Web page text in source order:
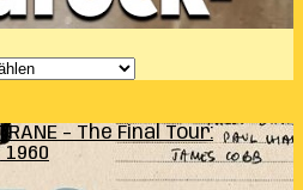
– The Final Tour: